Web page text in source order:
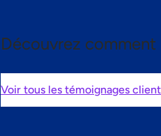
Découvrez
Voir tous les témoignages